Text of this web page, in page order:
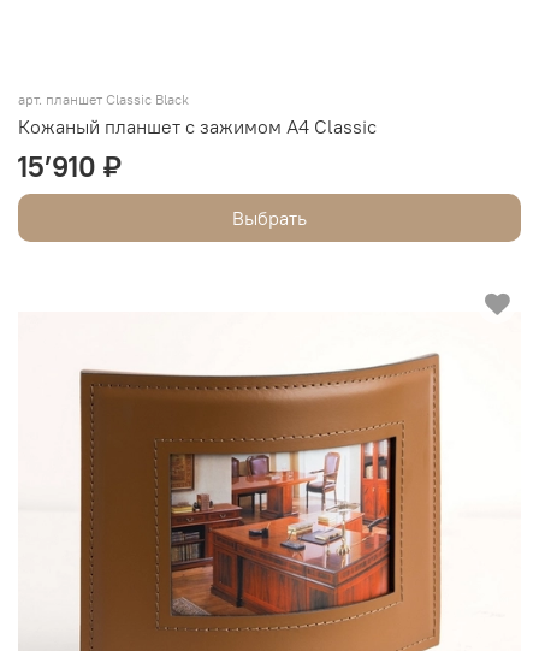
арт. планшет Classic Black
Кожаный планшет с зажимом А4 Classic
15’910 ₽
Выбрать